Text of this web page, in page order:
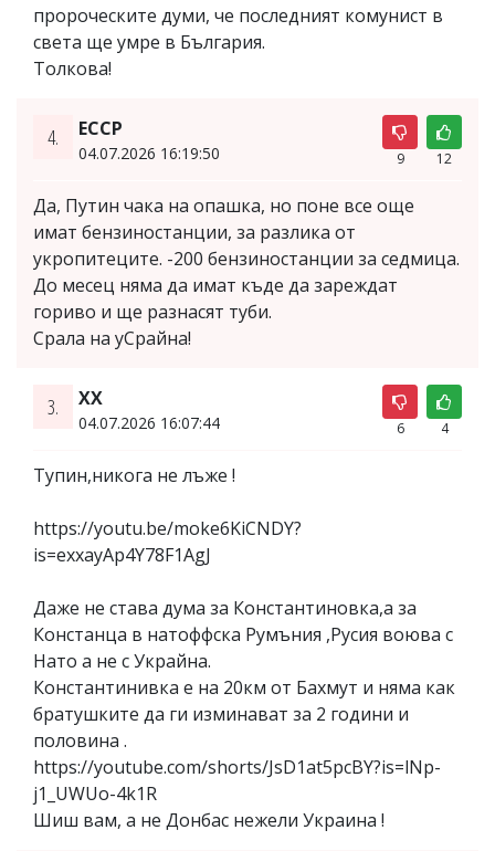
пророческите думи, че последният комунист в
света ще умре в България.
Толкова!
4. ЕССР
04.07.2026 16:19:50 9 12
Да, Путин чака на опашка, но поне все още
имат бензиностанции, за разлика от
укропитеците. -200 бензиностанции за седмица.
До месец няма да имат къде да зареждат
гориво и ще разнасят туби.
Срала на уСрайна!
3. XX
04.07.2026 16:07:44 6 4
Тупин,никога не лъже !
https://youtu.be/moke6KiCNDY?
is=exxayAp4Y78F1AgJ
Даже не става дума за Константиновка,а за
Констанца в натоффска Румъния ,Русия воюва с
Нато а не с Украйна.
Константинивка е на 20км от Бахмут и няма как
братушките да ги изминават за 2 години и
половина .
https://youtube.com/shorts/JsD1at5pcBY?is=lNp-
j1_UWUo-4k1R
Шиш вам, а не Донбас нежели Украина !